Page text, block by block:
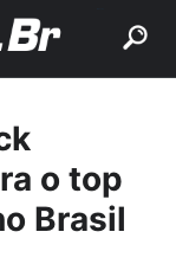
o top
Brasil